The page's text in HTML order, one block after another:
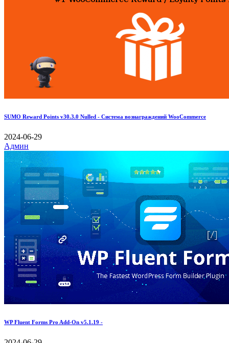
SUMO Reward Points v30.3.0 Nulled - Система вознаграждений WooCommerce
2024-06-29
Админ
WP Fluent Forms Pro Add-On v5.1.19 -